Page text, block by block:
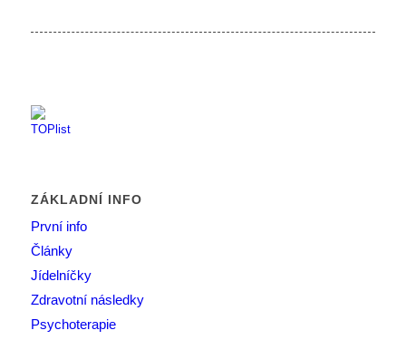
ZÁKLADNÍ INFO
První info
Články
Jídelníčky
Zdravotní následky
Psychoterapie